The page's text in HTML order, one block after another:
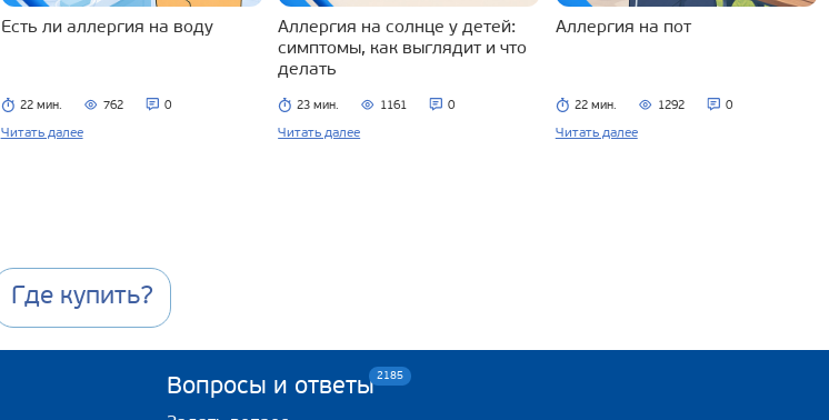
Есть ли аллергия на воду
22 мин. 762 0
Читать далее
Аллергия на солнце у детей:
симптомы, как выглядит и что
делать
23 мин. 1161 0
Читать далее
Аллергия на пот
22 мин. 1292 0
Читать далее
Где купить?
Вопросы и ответы2185